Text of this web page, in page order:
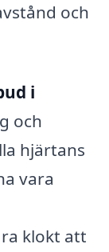
och
i
och
hjärtans
vara
klokt att